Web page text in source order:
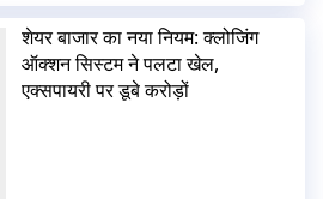
शेयर बाजार का नया नियम: क्लोजिंग
ऑक्शन सिस्टम ने पलटा खेल,
एक्सपायरी पर डूबे करोड़ों